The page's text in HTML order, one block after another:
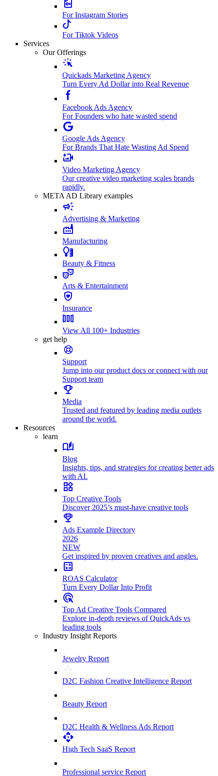
For Instagram Stories
For Tiktok Videos
Services
Our Offerings
Quickads Marketing Agency
Turn Every Ad Dollar into Real Revenue
Facebook Ads Agency
For Founders who hate wasted spend
Google Ads Agency
For Brands That Hate Wasting Ad Spend
Video Marketing Agency
Our creative video marketing scales brands
rapidly.
META AD Library examples
Advertising & Marketing
Manufacturing
Beauty & Fitness
Arts & Entertainment
Insurance
View All 100+ Industries
get help
Support
Jump into our product docs or connect with our
Support team
Media
Trusted and featured by leading media outlets
around the world.
Resources
learn
Blog
Insights, tips, and strategies for creating better ads
with AI.
Top Creative Tools
Discover 2025’s must-have creative tools
Ads Example Directory
2026
NEW
Get inspired by proven creatives and angles.
ROAS Calculator
Turn Every Dollar Into Profit
Top Ad Creative Tools Compared
Explore in-depth reviews of QuickAds vs
leading tools
Industry Insight Reports
Jewelry Report
D2C Fashion Creative Intelligence Report
Beauty Report
D2C Health & Wellness Ads Report
High Tech SaaS Report
Professional service Report